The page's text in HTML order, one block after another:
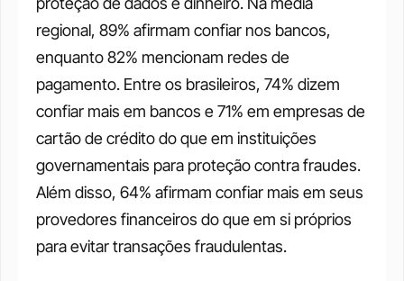
regional, 89% afirmam confiar nos bancos,
enquanto 82% mencionam redes de
pagamento. Entre os brasileiros, 74% dizem
confiar mais em bancos e 71% em empresas de
cartão de crédito do que em instituições
governamentais para proteção contra fraudes.
Além disso, 64% afirmam confiar mais em seus
provedores financeiros do que em si próprios
para evitar transações fraudulentas.